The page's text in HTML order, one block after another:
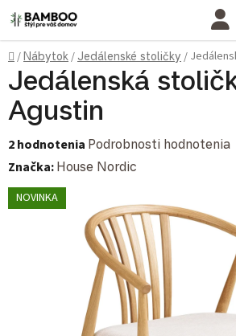
Prejsť na obsah
Domov
/Nábytok / Jedálenské stoličky /
Jedálenská
Agustin
Priemerné hodnotenie produktu je 5,0 z 5
2 hodnotenia Podrobnosti hodnotenia
Značka: House Nordic
NOVINKA